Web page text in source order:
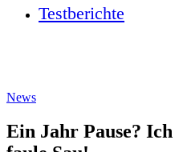
Testberichte
News
Ein Jahr Pause?